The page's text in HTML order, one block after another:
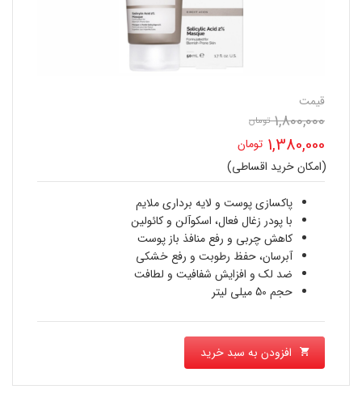
قیمت
1,800,000 تومان
اصلی
1,800,000 تومان
بود.
1,380,000 تومان
قیمت
فعلی
1,380,000 تومان
است.
(امکان خرید اقساطی)
پاکسازی پوست و لایه برداری ملایم
با پودر زغال فعال، اسکوآلن و کائولین
کاهش چربی و رفع منافذ باز پوست
آبرسان، حفظ رطوبت و رفع خشکی
ضد لک و افزایش شفافیت و لطافت
حجم 50 میلی لیتر
افزودن به سبد خرید